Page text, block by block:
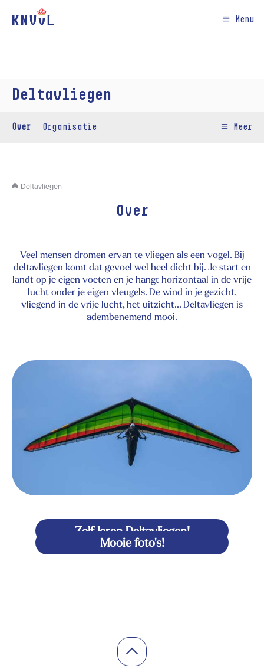
Menu
Deltavliegen
Over Organisatie Meer
Deltavliegen
Over
Veel mensen dromen ervan te vliegen als een vogel. Bij
deltavliegen komt dat gevoel wel heel dicht bij. Je start en
landt op je eigen voeten en je hangt horizontaal in de vrije
lucht onder je eigen vleugels. De wind in je gezicht,
vliegend in de vrije lucht, het uitzicht... Deltavliegen is
adembenemend mooi.
Zelf leren Deltavliegen!
Mooie foto's!